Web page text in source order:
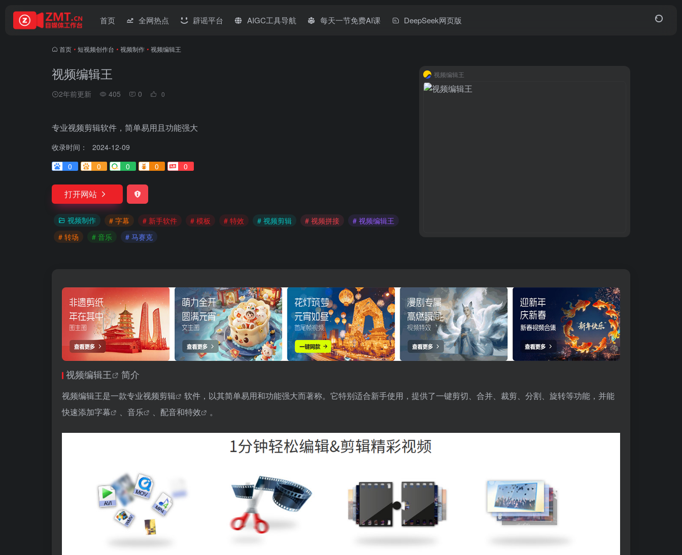
首页 全网热点 辟谣平台 AIGC工具导航 每天一节免费AI课 DeepSeek网页版
首页 • 短视频创作台 • 视频制作 • 视频编辑王
视频编辑王
2年前更新 405 0 0
专业视频剪辑软件，简单易用且功能强大
收录时间：
2024-12-09
0
0 0 0 0
打开网站
视频制作 # 字幕 # 新手软件 # 模板 # 特效 # 视频剪辑 # 视频拼接
# 视频编辑王
# 转场
# 音乐 # 马赛克
视频编辑王
视频编辑王 简介
视频编辑王是一款专业视频剪辑
软件，以其简单易用和功能强大而著称。它特别适合新手使用，提供了一键剪切、合并、裁剪、分割、旋转等功能，并能
快速添加字幕 、 音乐 、配音和特效 。